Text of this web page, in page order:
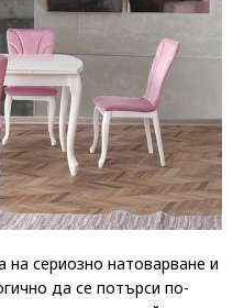
сериозно натоварване и
да се потърси по-